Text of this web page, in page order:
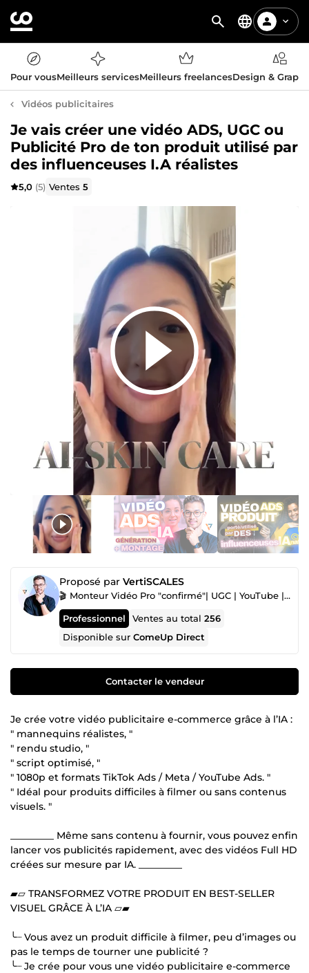
Pour vousMeilleurs servicesMeilleurs freelancesDesign &
Vidéos publicitaires
Je vais créer une vidéo ADS, UGC ou
Publicité Pro de ton produit utilisé par
des influenceuses I.A réalistes
5,0 (5) Ventes5
Proposé par VertiSCALES
🎬 Monteur Vidéo Pro "confirmé"| UGC | YouTube | Shorts | Meta ADS | VSL | TikTok | Instagram
Professionnel Ventes au total256
Disponible surComeUp Direct
Contacter le vendeur
Je crée votre vidéo publicitaire e-commerce grâce à l’IA :
" mannequins réalistes, "
" rendu studio, "
" script optimisé, "
" 1080p et formats TikTok Ads / Meta / YouTube Ads. "
" Idéal pour produits difficiles à filmer ou sans contenus
visuels. "
_________ Même sans contenu à fournir, vous pouvez enfin
lancer vos publicités rapidement, avec des vidéos Full HD
créées sur mesure par IA. _________
▰▱ TRANSFORMEZ VOTRE PRODUIT EN BEST-SELLER
VISUEL GRÂCE À L’IA ▱▰
╰┈ Vous avez un produit difficile à filmer, peu d’images ou
pas le temps de tourner une publicité ?
╰┈ Je crée pour vous une vidéo publicitaire e-commerce